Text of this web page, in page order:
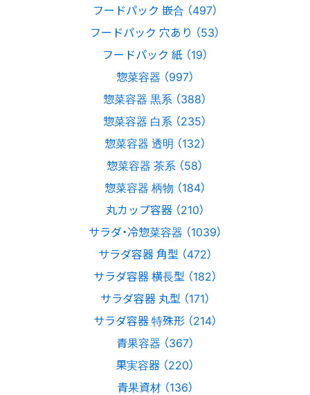
フードパック 嵌合 （497）
フードパック 穴あり （53）
フードパック 紙 （19）
惣菜容器 （997）
惣菜容器 黒系 （388）
惣菜容器 白系 （235）
惣菜容器 透明 （132）
惣菜容器 茶系 （58）
惣菜容器 柄物 （184）
丸カップ容器 （210）
サラダ・冷惣菜容器 （1039）
サラダ容器 角型 （472）
サラダ容器 横長型 （182）
サラダ容器 丸型 （171）
サラダ容器 特殊形 （214）
青果容器 （367）
果実容器 （220）
青果資材 （136）